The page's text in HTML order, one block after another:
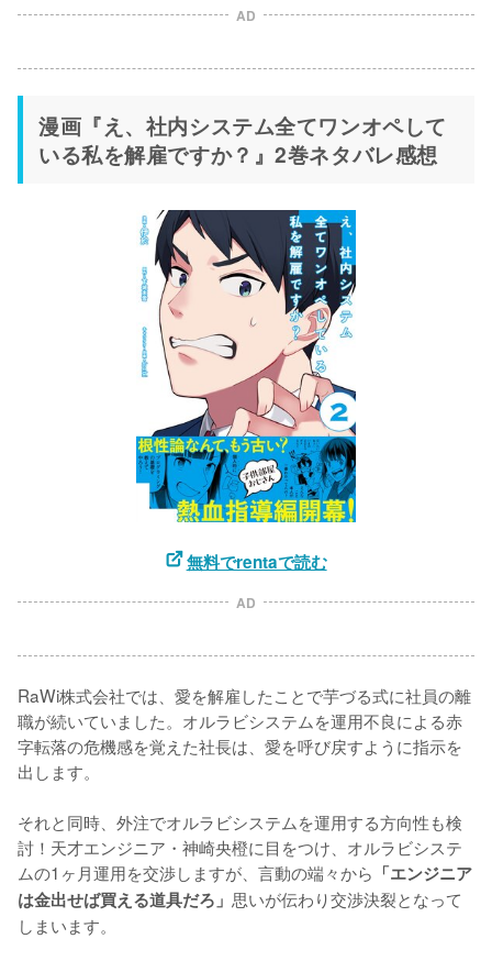
AD
漫画『え、社内システム全てワンオペして
いる私を解雇ですか？』2巻ネタバレ感想
無料でrentaで読む
AD
RaWi株式会社では、愛を解雇したことで芋づる式に社員の離
職が続いていました。オルラビシステムを運用不良による赤
字転落の危機感を覚えた社長は、愛を呼び戻すように指示を
出します。
それと同時、外注でオルラビシステムを運用する方向性も検
討！天才エンジニア・神崎央橙に目をつけ、オルラビシステ
ムの1ヶ月運用を交渉しますが、言動の端々から 「エンジニア
は金出せば買える道具だろ」 思いが伝わり交渉決裂となって
しまいます。